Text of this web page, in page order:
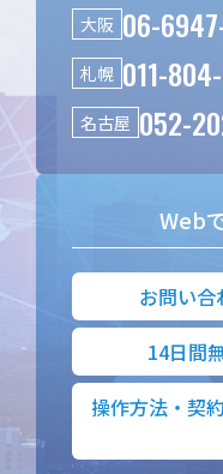
大阪 06-
札幌 011-
名古屋 052-
Web
お問い合
14日間
操作方法・契